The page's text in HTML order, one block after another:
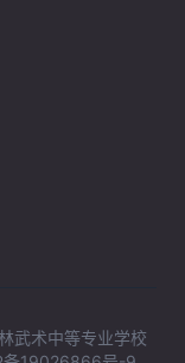
术中等专业学校